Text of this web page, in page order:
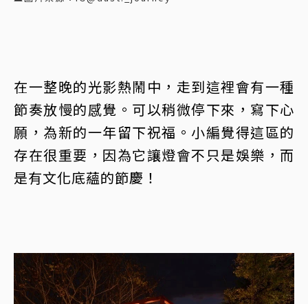
在一整晚的光影熱鬧中，走到這裡會有一種
節奏放慢的感覺。可以稍微停下來，寫下心
願，為新的一年留下祝福。小編覺得這區的
存在很重要，因為它讓燈會不只是娛樂，而
是有文化底蘊的節慶！